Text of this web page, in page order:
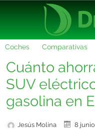
Coches Comparativas
Cuánto
SUV
gasolina en
Jesús Molina
8